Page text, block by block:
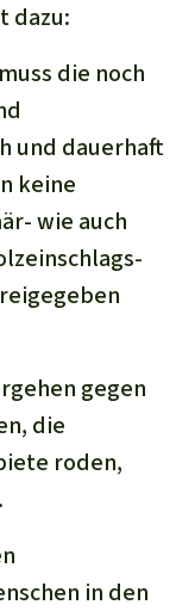
dazu:
die noch
und dauerhaft
keine
wie auch
gegen
die
roden,
in den